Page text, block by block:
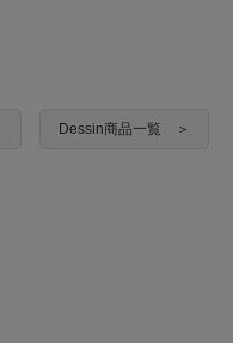
Dessin商品一覧 ＞